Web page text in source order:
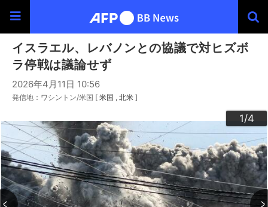
イスラエル、レバノンとの協議で対ヒズボ
ラ停戦は議論せず
2026年4月11日 10:56
発信地：ワシントン/米国 [ 米国 北米 ]
1/4
2/4
3/4
4/4